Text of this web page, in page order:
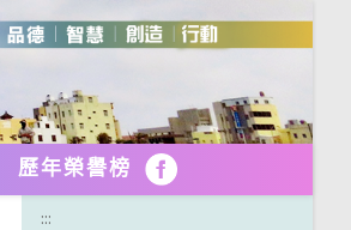
歷年榮譽榜 FB
:::